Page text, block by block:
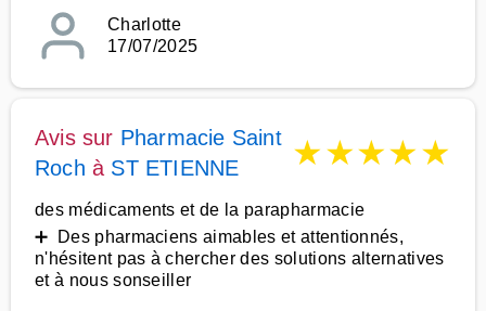
Charlotte
17/07/2025
Avis sur Pharmacie Saint
Roch à ST ETIENNE ★★★★★
des médicaments et de la parapharmacie
➕ Des pharmaciens aimables et attentionnés,
n'hésitent pas à chercher des solutions alternatives
et à nous sonseiller